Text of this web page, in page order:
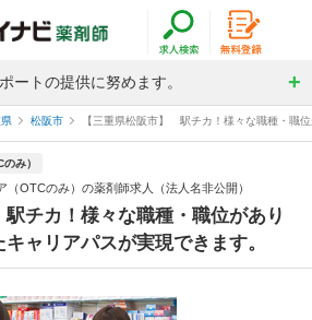
ートの提供に努めます。
松阪市 【三重県松阪市】 駅チカ！様々な職種・職
み）
（OTCのみ）の薬剤師求人（法人名非公開）
チカ！様々な職種・職位があり
ャリアパスが実現できます。